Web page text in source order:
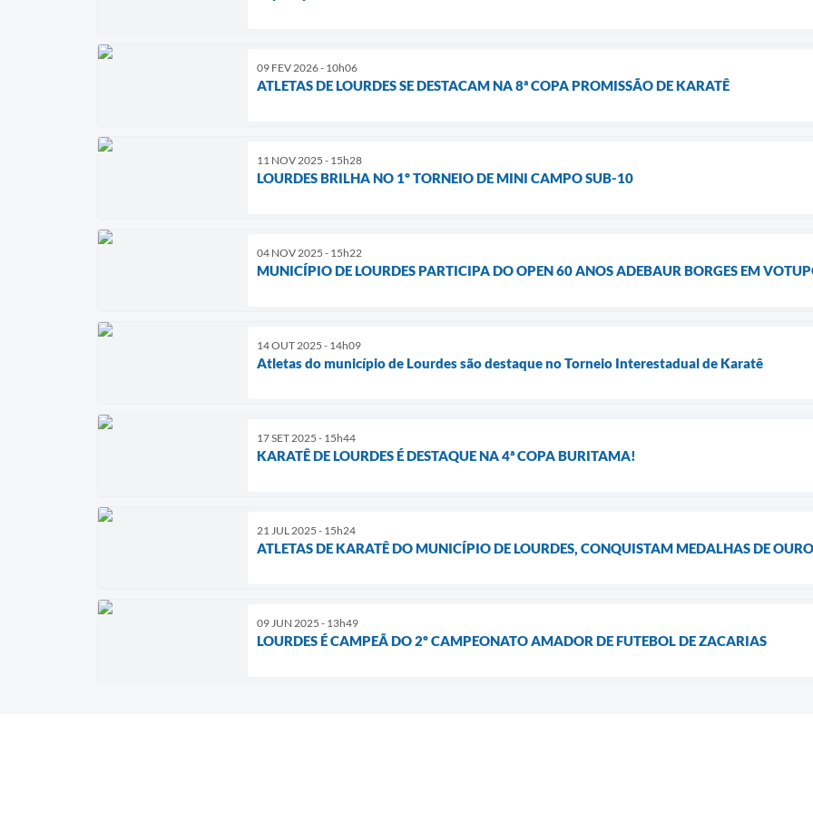
09 FEV 2026 - 10h06
ATLETAS DE LOURDES SE DESTACAM NA 8ª COPA PROMISSÃO DE KARATÊ
11 NOV 2025 - 15h28
LOURDES BRILHA NO 1º TORNEIO DE MINI CAMPO SUB-10
04 NOV 2025 - 15h22
MUNICÍPIO DE LOURDES PARTICIPA DO OPEN 60 ANOS ADEBAUR BORGES EM
14 OUT 2025 - 14h09
Atletas do município de Lourdes são destaque no Torneio Interestadual de Karatê
17 SET 2025 - 15h44
KARATÊ DE LOURDES É DESTAQUE NA 4ª COPA BURITAMA!
21 JUL 2025 - 15h24
ATLETAS DE KARATÊ DO MUNICÍPIO DE LOURDES, CONQUISTAM MEDALHAS DE
09 JUN 2025 - 13h49
LOURDES É CAMPEÃ DO 2º CAMPEONATO AMADOR DE FUTEBOL DE ZACARIAS